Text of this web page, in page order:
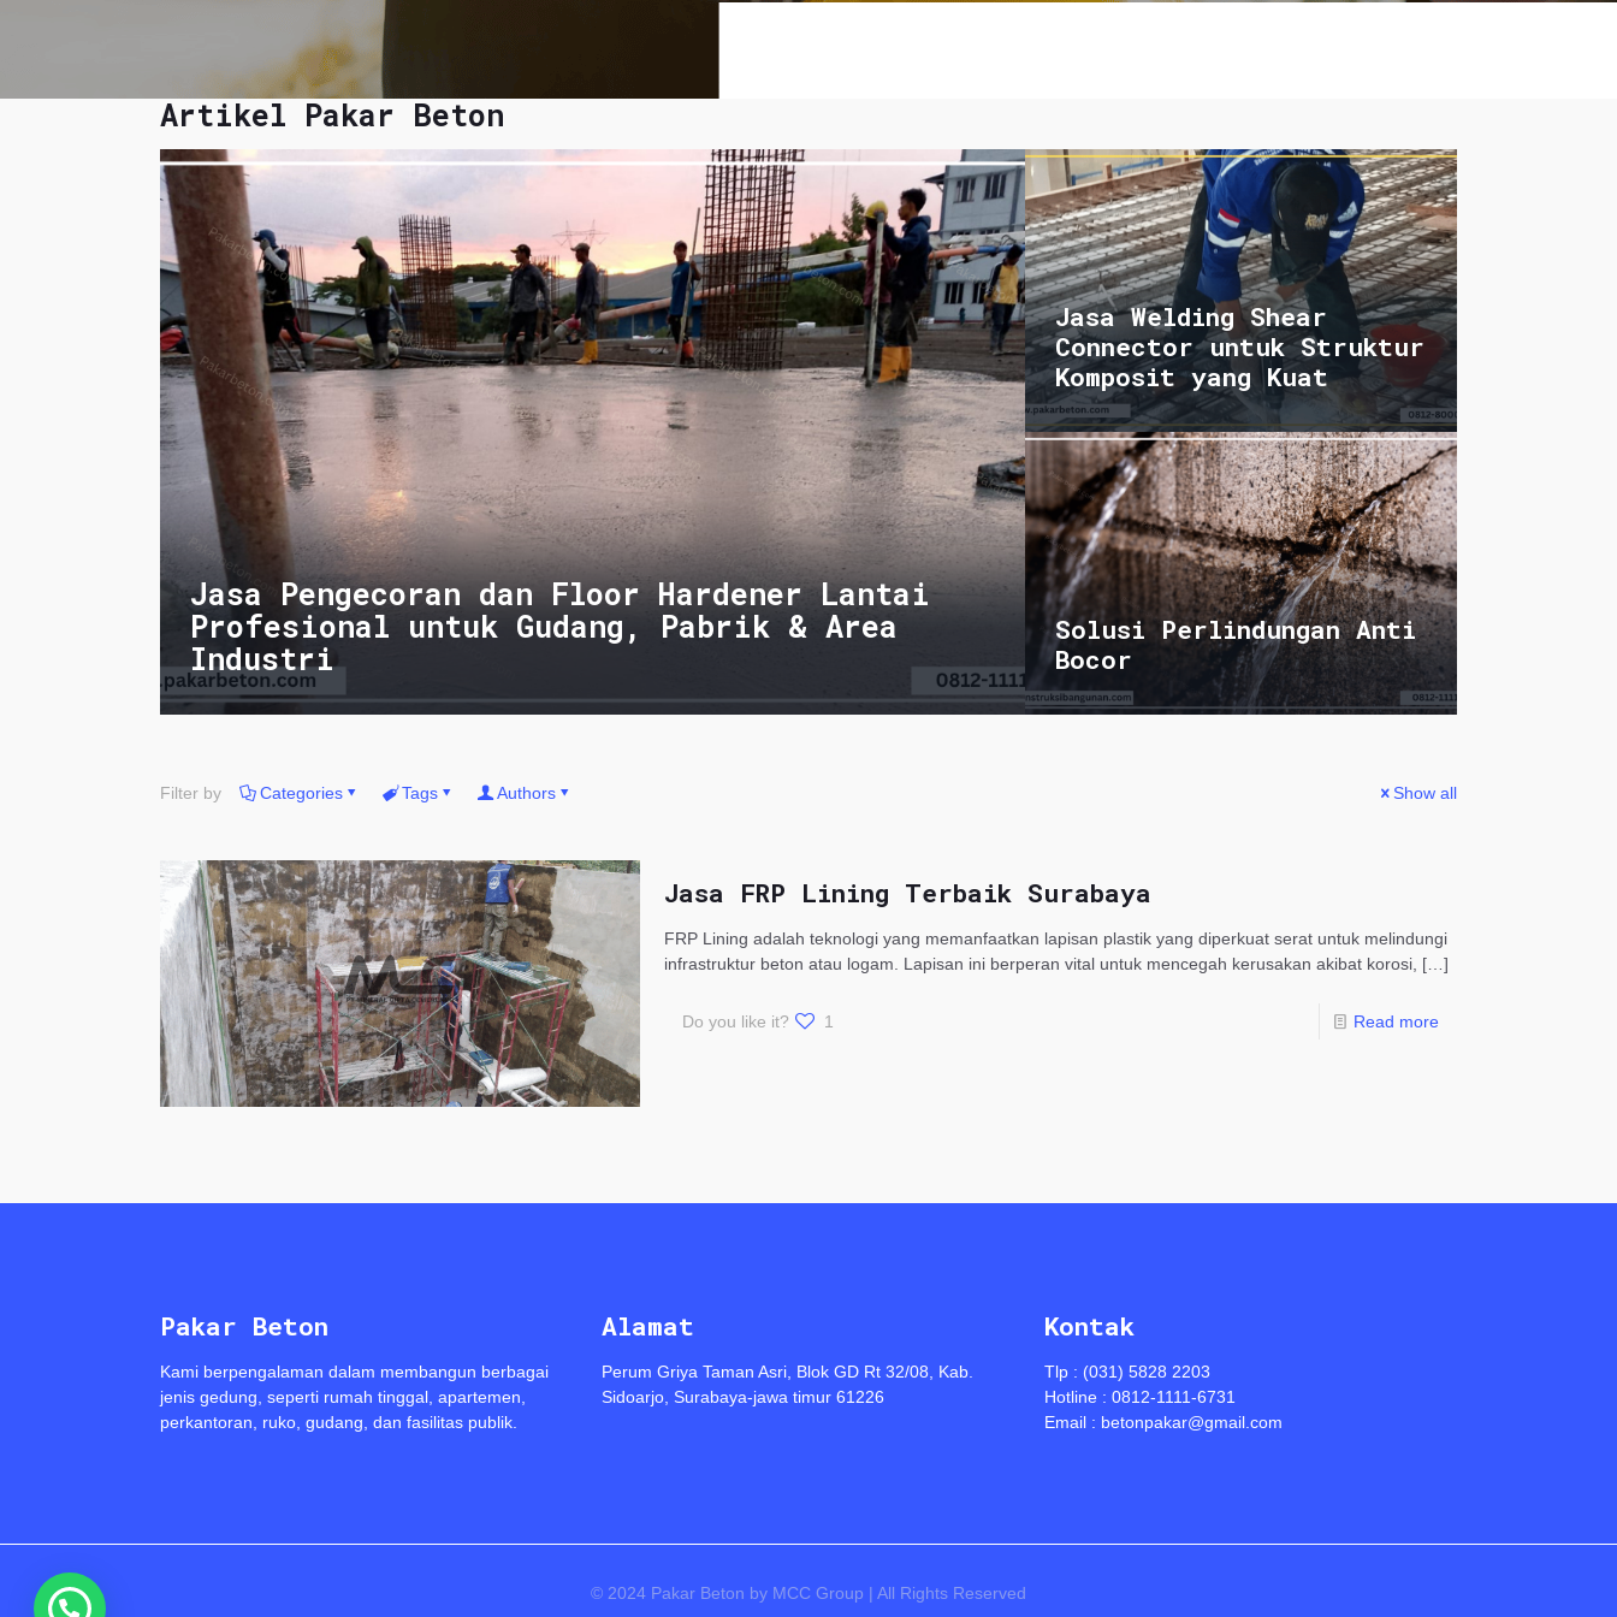
Artikel Pakar Beton
Jasa Pengecoran dan Floor Hardener Lantai
Profesional untuk Gudang, Pabrik & Area
Industri
Jasa Welding Shear
Connector untuk Struktur
Komposit yang Kuat
Solusi Perlindungan Anti
Bocor
Filter by Categories Tags Authors Show all
Jasa FRP Lining Terbaik Surabaya
FRP Lining adalah teknologi yang memanfaatkan lapisan plastik yang diperkuat serat untuk melindungi
infrastruktur beton atau logam. Lapisan ini berperan vital untuk mencegah kerusakan akibat korosi, […]
Do you like it? 1 Read more
Pakar Beton
Kami berpengalaman dalam membangun berbagai
jenis gedung, seperti rumah tinggal, apartemen,
perkantoran, ruko, gudang, dan fasilitas publik.
Alamat
Perum Griya Taman Asri, Blok GD Rt 32/08, Kab.
Sidoarjo, Surabaya-jawa timur 61226
Kontak
Tlp : (031) 5828 2203
Hotline : 0812-1111-6731
Email : betonpakar@gmail.com
© 2024 Pakar Beton by MCC Group | All Rights Reserved